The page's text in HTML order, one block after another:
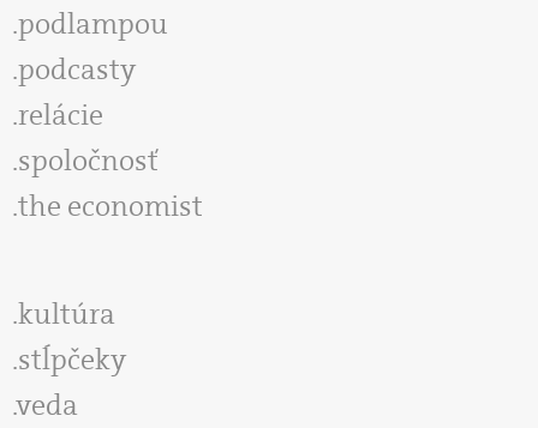
podlampou
podcasty
relácie
spoločnosť
the economist
kultúra
stĺpčeky
veda